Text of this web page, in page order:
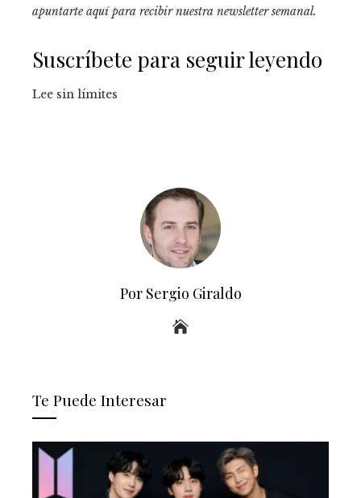
apuntarte aquí para recibirnuestra newsletter semanal.
Suscríbete para seguir leyendo
Lee sin límites
Por Sergio Giraldo
Te Puede Interesar